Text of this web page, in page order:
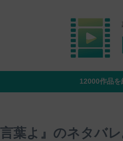
12000作品を
葉よ』のネタバ